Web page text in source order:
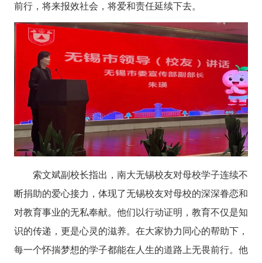
前行，将来报效社会，将爱和责任延续下去。
索文斌副校长指出 ，南大无锡校友对母校学子连续不
断捐助的爱心接力，体现了无锡校友对母校的深深眷恋和
对教育事业的无私奉献。他们 以行动证明，教育不仅是知
识的传递，更是心灵的滋养。在大家协力同心的帮助下，
每一个怀揣梦想的学子都能在人生的道路上无畏前行。他